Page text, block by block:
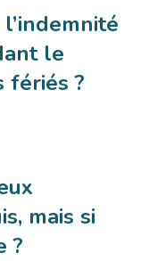
le
fériés ?
mais si
?